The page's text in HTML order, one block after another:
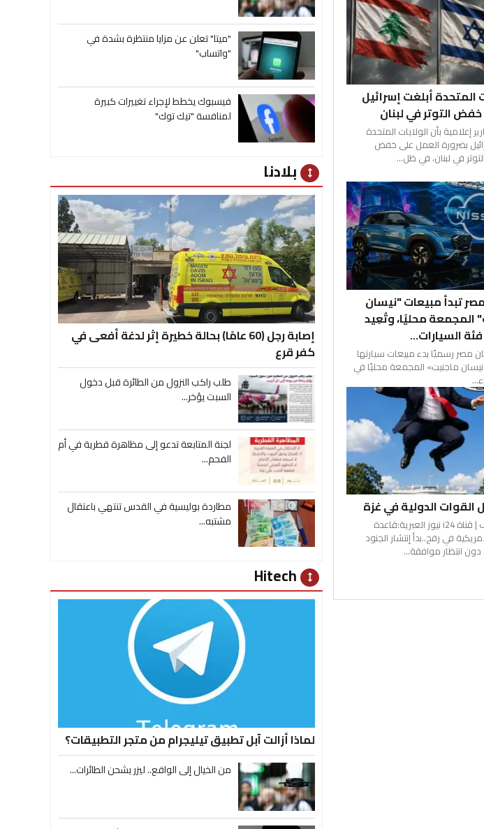
المتحدة أبلغت إسرائيل
التوتر في لبنان
إعلامية بأن الولايات المتحدة
بضرورة العمل على خفض
في لبنان، في ظل...
تبدأ مبيعات "نيسان
المجمعة محليًا، وتُعِيد
السيارات...
مصر رسميًا بدء مبيعات سيارتها
ماجنيت» المجمعة محليًا في
القوات الدولية في غزة
عبري لايف | قناة i24 نيوز العبرية:قاعدة
في رفح..بدأ إنتشار الجنود
دون انتظار موافقة...
"ميتا" تعلن عن مزايا منتظرة بشدة في
"واتساب"
فيسبوك يخطط لإجراء تغييرات كبيرة
لمنافسة "تيك توك"
height بلادنا
إصابة رجل (60 عامًا) بحالة خطيرة إثر لدغة أفعى في
كفر قرع
طلب راكب النزول من الطائرة قبل دخول
السبت يؤخر...
لجنة المتابعة تدعو إلى مظاهرة قطرية في أم
الفحم...
مطاردة بوليسية في القدس تنتهي باعتقال
مشتبه...
height
لماذا أزالت آبل تطبيق تيليجرام من متجر التطبيقات؟
من الخيال إلى الواقع.. ليزر يشحن الطائرات...